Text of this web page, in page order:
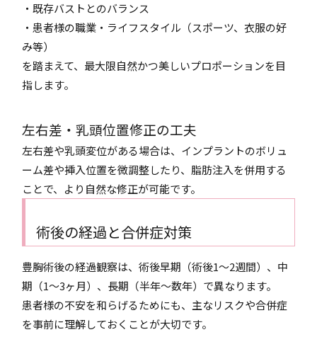
・既存バストとのバランス
・患者様の職業・ライフスタイル（スポーツ、衣服の好
み等）
を踏まえて、最大限自然かつ美しいプロポーションを目
指します。
左右差・乳頭位置修正の工夫
左右差や乳頭変位がある場合は、インプラントのボリュ
ーム差や挿入位置を微調整したり、脂肪注入を併用する
ことで、より自然な修正が可能です。
術後の経過と合併症対策
豊胸術後の経過観察は、術後早期（術後1〜2週間）、中
期（1〜3ヶ月）、長期（半年〜数年）で異なります。
患者様の不安を和らげるためにも、主なリスクや合併症
を事前に理解しておくことが大切です。